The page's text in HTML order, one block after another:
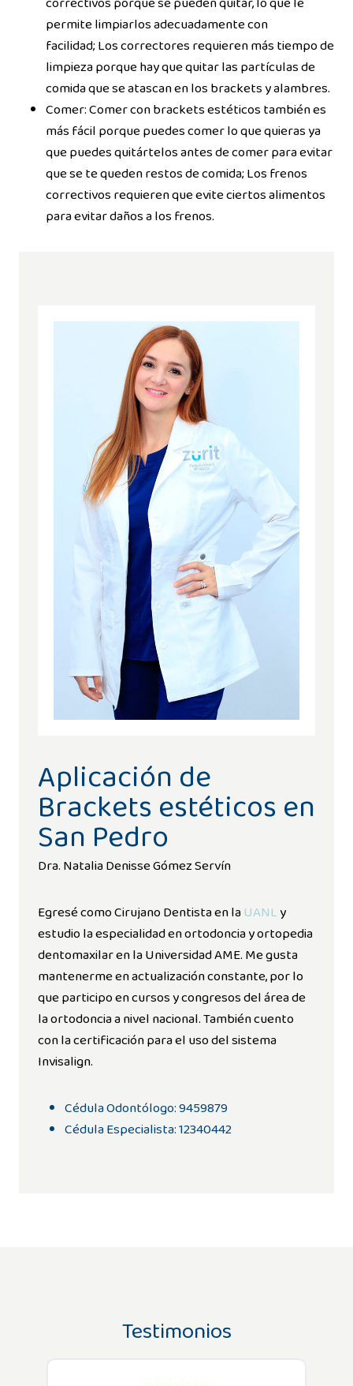
permite limpiarlos adecuadamente con
facilidad; Los correctores requieren más tiempo de
limpieza porque hay que quitar las partículas de
comida que se atascan en los brackets y alambres.
Comer: Comer con brackets estéticos también es
más fácil porque puedes comer lo que quieras ya
que puedes quitártelos antes de comer para evitar
que se te queden restos de comida; Los frenos
correctivos requieren que evite ciertos alimentos
para evitar daños a los frenos.
Aplicación de
Brackets estéticos en
San Pedro
Dra. Natalia Denisse Gómez Servín
Egresé como Cirujano Dentista en la UANL y
estudio la especialidad en ortodoncia y ortopedia
dentomaxilar en la Universidad AME. Me gusta
mantenerme en actualización constante, por lo
que participo en cursos y congresos del área de
la ortodoncia a nivel nacional. También cuento
con la certificación para el uso del sistema
Invisalign.
Cédula Odontólogo: 9459879
Cédula Especialista: 12340442
Testimonios